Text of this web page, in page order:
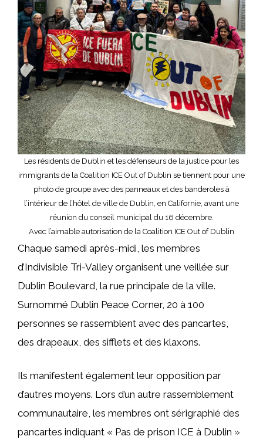
Les résidents de Dublin et les défenseurs de la justice pour les
immigrants de la Coalition ICE Out of Dublin se tiennent pour une
photo de groupe avec des panneaux et des banderoles à
l’intérieur de l’hôtel de ville de Dublin, en Californie, avant une
réunion du conseil municipal du 16 décembre.
Avec l’aimable autorisation de la Coalition ICE Out of Dublin
Chaque samedi après-midi, les membres
d’Indivisible Tri-Valley organisent une veillée sur
Dublin Boulevard, la rue principale de la ville.
Surnommé Dublin Peace Corner, 20 à 100
personnes se rassemblent avec des pancartes,
des drapeaux, des sifflets et des klaxons.
Ils manifestent également leur opposition par
d’autres moyens. Lors d’un autre rassemblement
communautaire, les membres ont sérigraphié des
pancartes indiquant « Pas de prison ICE à Dublin »